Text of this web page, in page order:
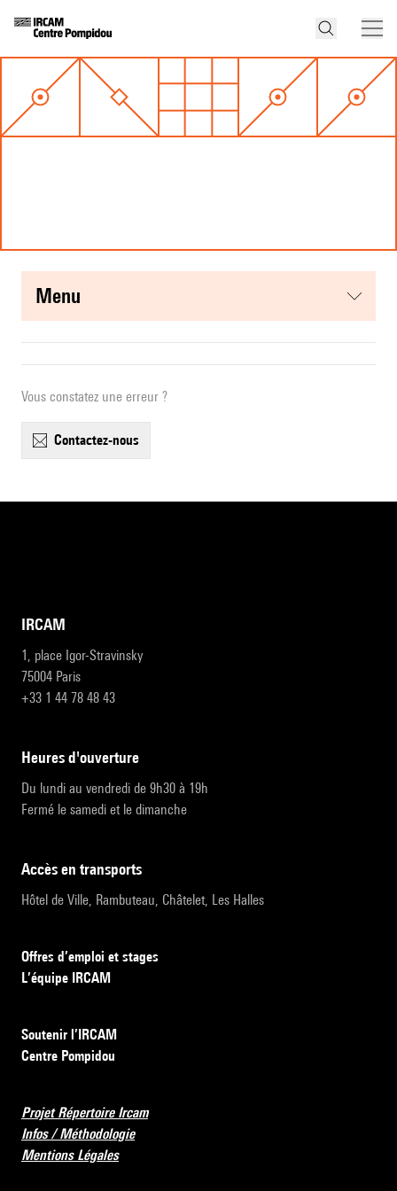
menu
Vous constatez une erreur ?
contactez-nous
IRCAM
1, place Igor-Stravinsky
75004 Paris
+33 1 44 78 48 43
heures d'ouverture
Du lundi au vendredi de 9h30 à 19h
Fermé le samedi et le dimanche
accès en transports
Hôtel de Ville, Rambuteau, Châtelet, Les Halles
Offres d’emploi et stages
L’équipe IRCAM
Soutenir l’IRCAM
Centre Pompidou
Projet Répertoire Ircam
Infos / Méthodologie
Mentions Légales